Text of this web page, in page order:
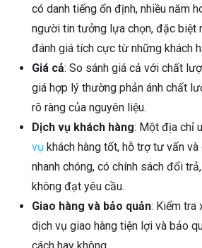
có danh tiếng ổn định, nhiều năm
người tin tưởng lựa chọn, đặc biệt
đánh giá tích cực từ những khách
Giá cả: So sánh giá cả với chất
giá hợp lý thường phản ánh chất
rõ ràng của nguyên liệu.
Dịch vụ khách hàng: Một địa chỉ
vụ khách hàng tốt, hỗ trợ tư vấn
nhanh chóng, có chính sách đổi
không đạt yêu cầu.
Giao hàng và bảo quản: Kiểm tra
dịch vụ giao hàng tiện lợi và bảo